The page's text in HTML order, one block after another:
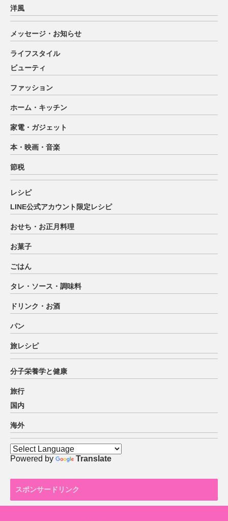
洋風
メッセージ・お知らせ
ライフスタイル
ビューティ
ファッション
ホーム・キッチン
家電・ガジェット
本・映画・音楽
節税
レシピ
LINE公式アカウント限定レシピ
おせち・お正月料理
お菓子
ごはん
タレ・ソース・調味料
ドリンク・お酒
パン
旅レシピ
分子栄養学と健康
旅行
国内
海外
Powered by Translate
スポンサードリンク